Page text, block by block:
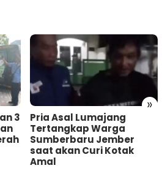
»
3
Pria Asal Lumajang
Tertangkap Warga
Sumberbaru Jember
saat akan Curi Kotak
Amal